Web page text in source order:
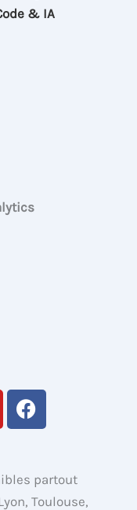
& IA
F
a
b
o
partout
Toulouse,